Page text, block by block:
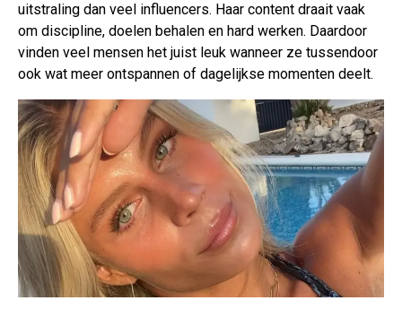
uitstraling dan veel influencers. Haar content draait vaak
om discipline, doelen behalen en hard werken. Daardoor
vinden veel mensen het juist leuk wanneer ze tussendoor
ook wat meer ontspannen of dagelijkse momenten deelt.